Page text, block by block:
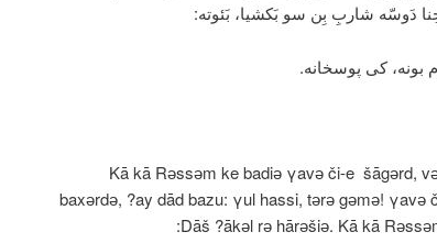
دَوسّه شاربِ بِن سو بَکشیا، بَئوته:
بونه، کی پوسخانه.
Kā kā Rәssәm ke badiә γavә či-e šāgәrd,
baxәrdә, ?ay dād bazu: γul hassi, tәrә gәmә! γavә
Dāš ?ākәl rә hārәšiә. Kā kā